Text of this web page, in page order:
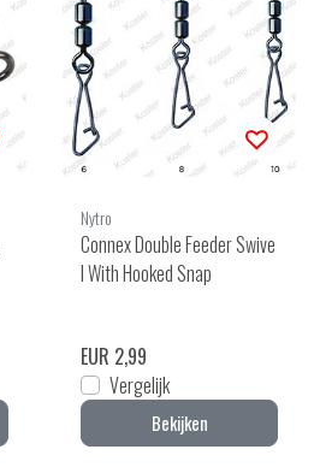
Nytro
Connex Double Feeder Swive
l With Hooked Snap
EUR 2,99
Vergelijk
Bekijken